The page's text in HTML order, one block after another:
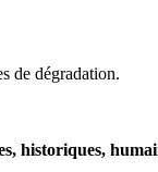
de dégradation.
historiques,